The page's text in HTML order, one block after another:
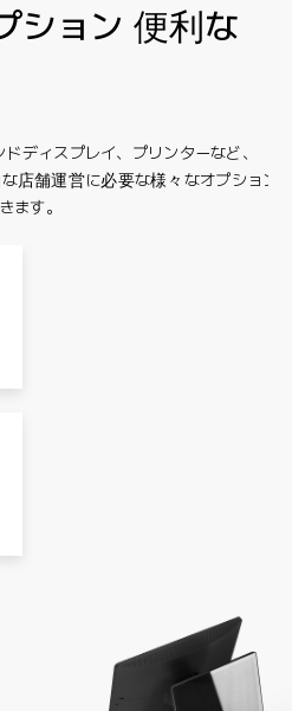
ション 便利な
ディスプレイ、プリンターなど、
店舗運営に必要な様々なオプション
ます。